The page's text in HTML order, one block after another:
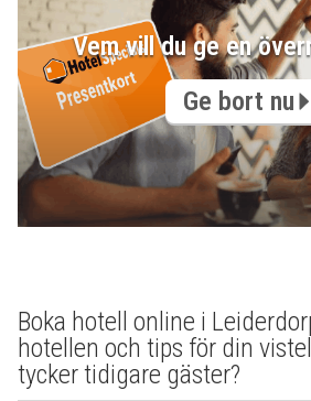
Vem vill du ge en
Ge bort nu
Boka hotell online i
hotellen och tips för din
tycker tidigare gäster?